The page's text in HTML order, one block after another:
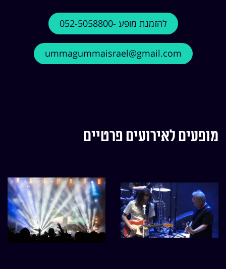
להזמנת מופע -052-5058800
ummagummaisrael@gmail.com
מופעים לאירועים פרטיים